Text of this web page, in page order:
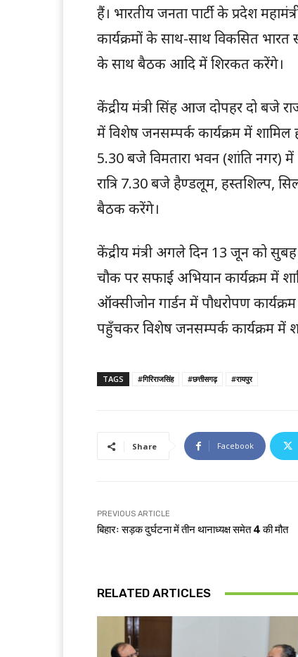
हैं। भारतीय जनता पार्टी के प्रदेश
कार्यक्रमों के साथ-साथ विकसित भारत
के साथ बैठक आदि में शिरकत करेंगे।
केंद्रीय मंत्री सिंह आज दोपहर दो बजे
में विशेष जनसम्पर्क कार्यक्रम में
5.30 बजे विमतारा भवन (शांति
रात्रि 7.30 बजे हैण्डलूम, हस्तशिल्प,
बैठक करेंगे।
केंद्रीय मंत्री अगले दिन 13 जून को
चौक पर सफाई अभियान कार्यक्रम में
ऑक्सीजोन गार्डन में पौधरोपण
पहुँचकर विशेष जनसम्पर्क कार्यक्रम में
TAGS #गिरिराजसिंह #छत्तीसगढ़ #रायपुर
Share Facebook
PREVIOUS ARTICLE
बिहारः सड़क दुर्घटना में तीन थानाध्यक्ष समेत 4 की मौत
RELATED ARTICLES